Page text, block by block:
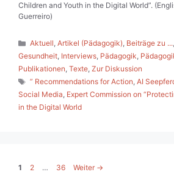
Children and Youth in the Digital World”.
Guerreiro)
Kategorien
Aktuell,Artikel (Pädagogik), Beiträge zu ...,
Gesundheit, Interviews, Pädagogik,
Publikationen, Texte, Zur Diskussion
Schlagwörter
” Recommendations for Action,AI
Social Media, Expert Commission on
in the Digital World
Seite
1 Seite
2 … Seite
36 Weiter →